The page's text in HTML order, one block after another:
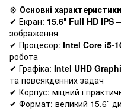
⚙️ Основні
✔ Екран: 15.6″ Full HD IPS
зображення
✔ Процесор: Intel Core i5-
робота
✔ Графіка: Intel UHD
та повсякденних задач
✔ Корпус: міцний і
✔ Формат: великий 15.6″